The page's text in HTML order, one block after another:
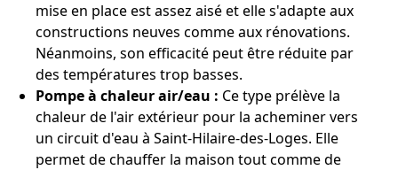
mise en place est assez aisé et elle s'adapte aux
constructions neuves comme aux rénovations.
Néanmoins, son efficacité peut être réduite par
des températures trop basses.
Pompe à chaleur air/eau : Ce type prélève la
chaleur de l'air extérieur pour la acheminer vers
un circuit d'eau à Saint-Hilaire-des-Loges. Elle
permet de chauffer la maison tout comme de